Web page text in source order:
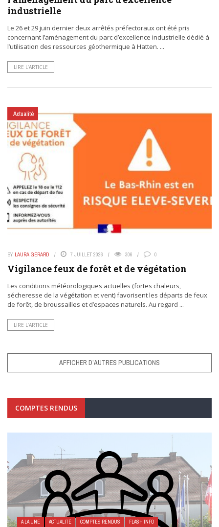
industrielle
Le 26 et 29 juin dernier deux arrêtés préfectoraux ont été pris
concernant l’aménagement du parc d’excellence industrielle dédié à
l’utilisation des ressources géothermique à Hatten. ...
LIRE L’ARTICLE
Actualité
BY LAURA GERARD 7 JUILLET 2026 306 0
Vigilance feux de forêt et de végétation
Les conditions météorologiques actuelles (fortes chaleurs,
sécheresse de la végétation et vent) favorisent les départs de feux
de forêt, de broussailles et d’espaces naturels. Au regard ...
LIRE L’ARTICLE
AFFICHER D’AUTRES PUBLICATIONS
COMPTES RENDUS
A LA UNE ACTUALITÉ COMPTES RENDUS FLASH INFO